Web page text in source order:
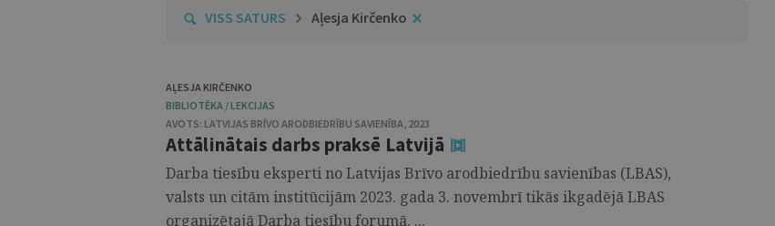
VISS SATURS Aļesja Kirčenko
AĻESJA KIRČENKO
BIBLIOTĒKA / LEKCIJAS
AVOTS: LATVIJAS BRĪVO ARODBIEDRĪBU SAVIENĪBA, 2023
Attālinātais darbs praksē Latvijā
Darba tiesību eksperti no Latvijas Brīvo arodbiedrību savienības (LBAS),
valsts un citām institūcijām 2023. gada 3. novembrī tikās ikgadējā LBAS
organizētajā Darba tiesību forumā. ...